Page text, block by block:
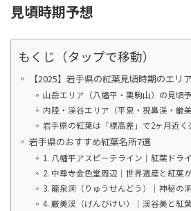
見頃時期予想
もくじ（タップで移動）
【2025】岩手県の紅葉見頃時期のエリ
山岳エリア（八幡平・栗駒山）の見頃
内陸・渓谷エリア（平泉・猊鼻渓・厳
岩手県の紅葉は「標高差」で2ヶ月近
岩手県のおすすめ紅葉名所7選
1. 八幡平アスピーテライン｜紅葉ドラ
2. 中尊寺金色堂周辺｜世界遺産と紅葉
3. 龍泉洞（りゅうせんどう）｜神秘の
4. 厳美渓（げんびけい）｜渓谷美と紅